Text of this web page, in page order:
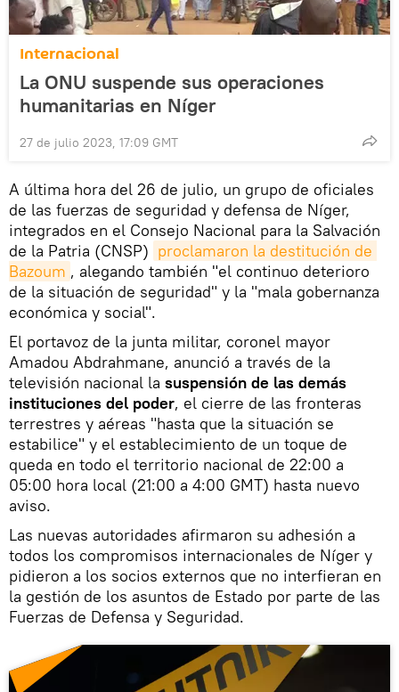
Internacional
La ONU suspende sus operaciones
humanitarias en Níger
27 de julio 2023, 17:09 GMT
A última hora del 26 de julio, un grupo de oficiales
de las fuerzas de seguridad y defensa de Níger,
integrados en el Consejo Nacional para la Salvación
de la Patria (CNSP) proclamaron la destitución de
Bazoum , alegando también "el continuo deterioro
de la situación de seguridad" y la "mala gobernanza
económica y social".
El portavoz de la junta militar, coronel mayor
Amadou Abdrahmane, anunció a través de la
televisión nacional la suspensión de las demás
instituciones del poder, el cierre de las fronteras
terrestres y aéreas "hasta que la situación se
estabilice" y el establecimiento de un toque de
queda en todo el territorio nacional de 22:00 a
05:00 hora local (21:00 a 4:00 GMT) hasta nuevo
aviso.
Las nuevas autoridades afirmaron su adhesión a
todos los compromisos internacionales de Níger y
pidieron a los socios externos que no interfieran en
la gestión de los asuntos de Estado por parte de las
Fuerzas de Defensa y Seguridad.